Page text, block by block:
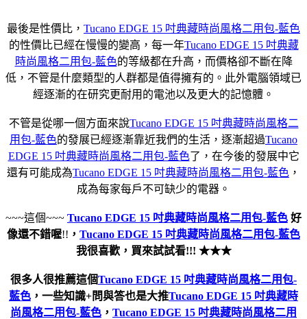
最後是性價比， Tucano EDGE 15 吋典藏時尚風格二用包-藍色
的性價比已經在慢慢的變高，每一年Tucano EDGE 15 吋典藏
時尚風格二用包-藍色的等級都在升高，而價格卻不斷在降
低，不管是什麼類型的人群都是值得擁有的。此外電腦領域已
經逐漸的在研究更耐用的電池以及更大的記憶體。
不管是從哪一個方面來說Tucano EDGE 15 吋典藏時尚風格二
用包-藍色的發展已經逐漸靠近我們的生活，逐漸超過Tucano
EDGE 15 吋典藏時尚風格二用包-藍色了，在今後的發展中它
還有可能成為Tucano EDGE 15 吋典藏時尚風格二用包-藍色 ，
成為每家每戶不可缺少的電器。
~~~這個~~~ Tucano EDGE 15 吋典藏時尚風格二用包-藍色 好
像還不錯喔!! ， Tucano EDGE 15 吋典藏時尚風格二用包-藍色
我很喜歡，買來試試看!!! ★★★
很多人很推薦這個Tucano EDGE 15 吋典藏時尚風格二用包-
藍色 ，一些知識+問與答也是大推Tucano EDGE 15 吋典藏時
尚風格二用包-藍色 ， Tucano EDGE 15 吋典藏時尚風格二用